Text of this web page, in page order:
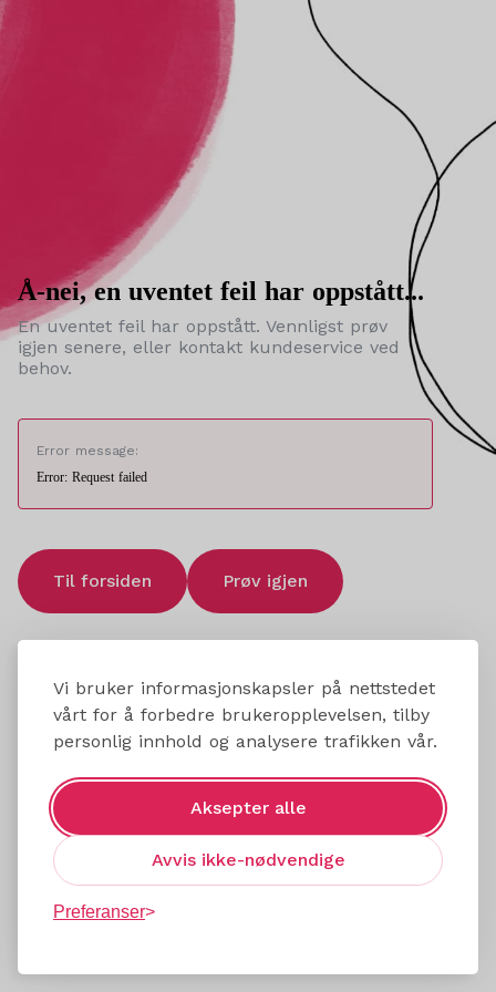
Vi bruker informasjonskapsler på nettstedet
vårt for å forbedre brukeropplevelsen, tilby
personlig innhold og analysere trafikken vår.
Aksepter alle
Avvis ikke-nødvendige
Preferanser
Å-nei, en uventet feil har oppstått...
En uventet feil har oppstått. Vennligst prøv
igjen senere, eller kontakt kundeservice ved
behov.
Error message:
Error: Request failed
Til forsiden Prøv igjen